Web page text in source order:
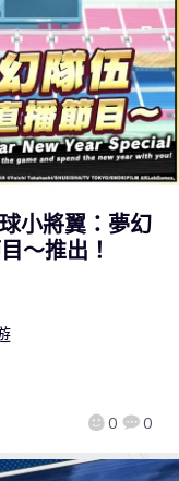
小將翼：夢幻
～推出！
0 0